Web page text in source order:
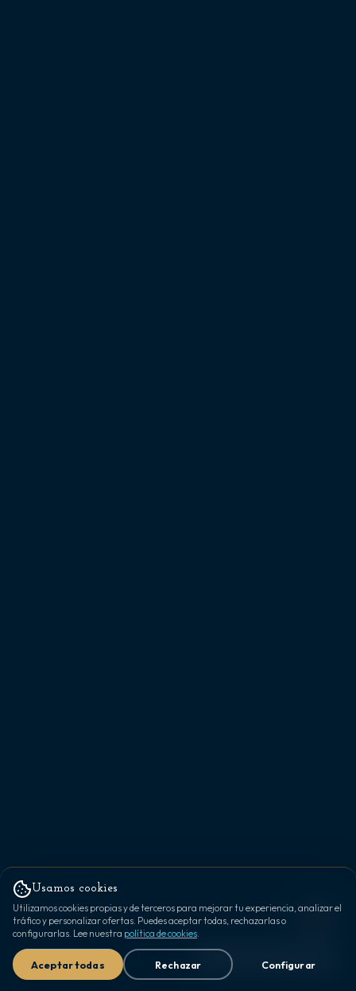
Usamos cookies
Utilizamos cookies propias y de terceros para mejorar tu experiencia, analizar el
tráfico y personalizar ofertas. Puedes aceptar todas, rechazarlas o
configurarlas. Lee nuestra política de cookies.
Aceptar todas Rechazar Configurar